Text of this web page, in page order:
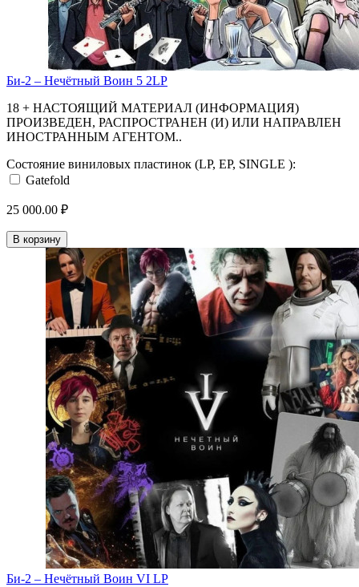
Би-2 ‎– Нечётный Воин 5 2LP
18 + НАСТОЯЩИЙ МАТЕРИАЛ (ИНФОРМАЦИЯ)
ПРОИЗВЕДЕН, РАСПРОСТРАНЕН (И) ИЛИ НАПРАВЛЕН
ИНОСТРАННЫМ АГЕНТОМ..
Состояние виниловых пластинок (LP, EP, SINGLE ):
Gatefold
25 000.00 ₽
В корзину
Би-2 ‎– Нечётный Воин VI LP